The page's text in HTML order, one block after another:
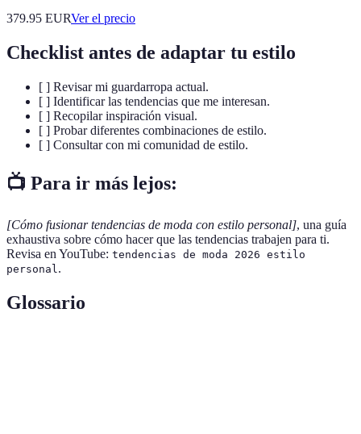
379.95 EURVer el precio
Checklist antes de adaptar tu estilo
[ ] Revisar mi guardarropa actual.
[ ] Identificar las tendencias que me interesan.
[ ] Recopilar inspiración visual.
[ ] Probar diferentes combinaciones de estilo.
[ ] Consultar con mi comunidad de estilo.
📺 Para ir más lejos:
[Cómo fusionar tendencias de moda con estilo personal], una guía
exhaustiva sobre cómo hacer que las tendencias trabajen para ti.
Revisa en YouTube: tendencias de moda 2026 estilo
personal.
Glossario